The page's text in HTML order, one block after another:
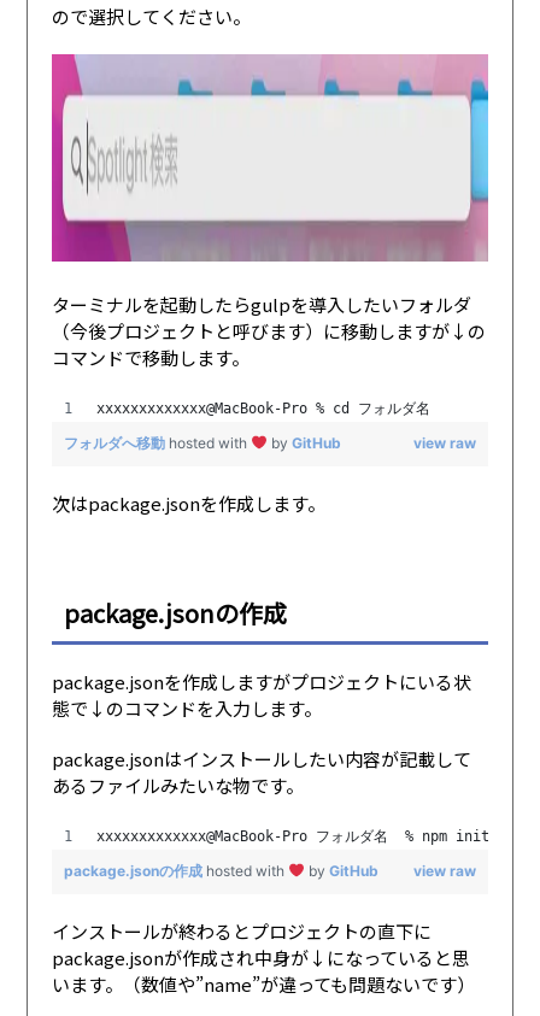
ので選択してください。
ターミナルを起動したらgulpを導入したいフォルダ
（今後プロジェクトと呼びます）に移動しますが↓の
コマンドで移動します。
xxxxxxxxxxxxx@MacBook-Pro % cd フォルダ名
view raw
フォルダへ移動 hosted with byGitHub
次はpackage.jsonを作成します。
package.jsonの作成
package.jsonを作成しますがプロジェクトにいる状
態で↓のコマンドを入力します。
package.jsonはインストールしたい内容が記載して
あるファイルみたいな物です。
xxxxxxxxxxxxx@MacBook-Pro フォルダ名  % npm init -y
view raw
package.jsonの作成 hosted with byGitHub
インストールが終わるとプロジェクトの直下に
package.jsonが作成され中身が↓になっていると思
います。（数値や”name”が違っても問題ないです）